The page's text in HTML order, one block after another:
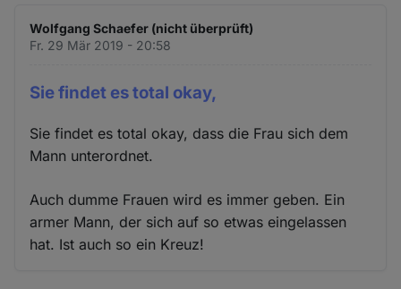
Wolfgang Schaefer (nicht überprüft)
Fr. 29 Mär 2019 - 20:58
Sie findet es total okay,
Sie findet es total okay, dass die Frau sich dem
Mann unterordnet.
Auch dumme Frauen wird es immer geben. Ein
armer Mann, der sich auf so etwas eingelassen
hat. Ist auch so ein Kreuz!